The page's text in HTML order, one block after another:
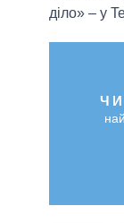
діло» – у